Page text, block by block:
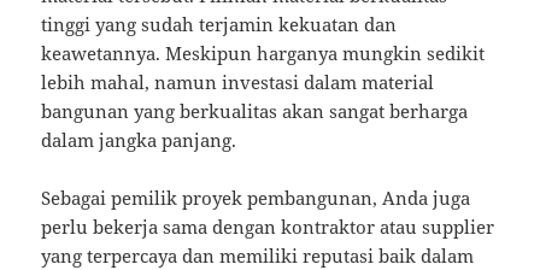
tinggi yang sudah terjamin kekuatan dan
keawetannya. Meskipun harganya mungkin sedikit
lebih mahal, namun investasi dalam material
bangunan yang berkualitas akan sangat berharga
dalam jangka panjang.
Sebagai pemilik proyek pembangunan, Anda juga
perlu bekerja sama dengan kontraktor atau supplier
yang terpercaya dan memiliki reputasi baik dalam